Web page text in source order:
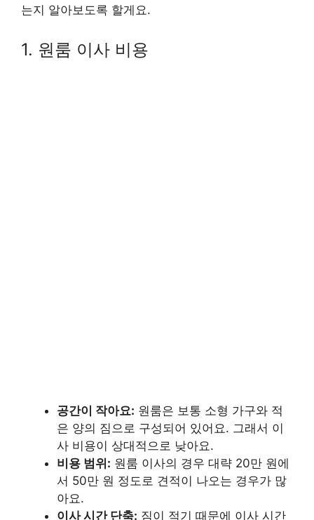
는지 알아보도록 할게요.
1. 원룸 이사 비용
공간이 작아요: 원룸은 보통 소형 가구와 적
은 양의 짐으로 구성되어 있어요. 그래서 이
사 비용이 상대적으로 낮아요.
비용 범위: 원룸 이사의 경우 대략 20만 원에
서 50만 원 정도로 견적이 나오는 경우가 많
아요.
이사 시간 단축: 짐이 적기 때문에 이사 시간